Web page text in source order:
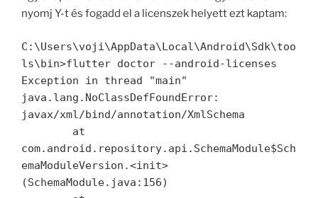
nyomj Y-t és fogadd el a licenszek helyett ezt kaptam:
C:\Users\voji\AppData\Local\Android\Sdk\too
ls\bin>flutter doctor --android-licenses
Exception in thread "main"
java.lang.NoClassDefFoundError:
javax/xml/bind/annotation/XmlSchema
com.android.repository.api.SchemaModule$Sch
emaModuleVersion.<init>
(SchemaModule.java:156)